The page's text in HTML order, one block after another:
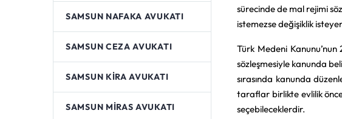
sürecinde de mal rejimi
istemezse değişiklik
Türk Medeni
sözleşmesiyle kanunda
sırasında kanunda
taraflar birlikte evlilik
seçebileceklerdir.
SAMSUN NAFAKA AVUKATI
SAMSUN CEZA AVUKATI
SAMSUN KIRA AVUKATI
SAMSUN MIRAS AVUKATI